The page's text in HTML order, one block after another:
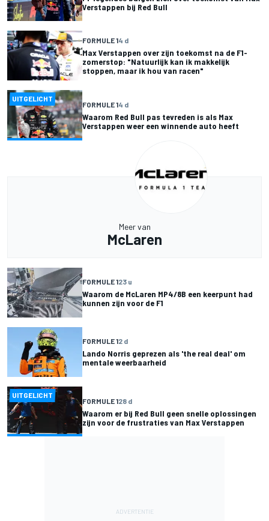
Verstappen bij Red Bull
FORMULE 14 d
Max Verstappen over zijn toekomst na de F1-
zomerstop: "Natuurlijk kan ik makkelijk
stoppen, maar ik hou van racen"
UITGELICHT
FORMULE 14 d
Waarom Red Bull pas tevreden is als Max
Verstappen weer een winnende auto heeft
Meer van
McLaren
FORMULE 123 u
Waarom de McLaren MP4/8B een keerpunt had
kunnen zijn voor de F1
FORMULE 12 d
Lando Norris geprezen als 'the real deal' om
mentale weerbaarheid
UITGELICHT
FORMULE 128 d
Waarom er bij Red Bull geen snelle oplossingen
zijn voor de frustraties van Max Verstappen